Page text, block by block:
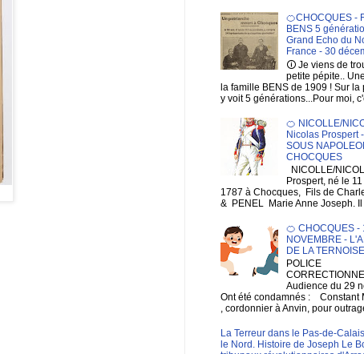
🍊CHOCQUES -
BENS 5
Grand Echo du
France - 30
🛈 Je viens de
petite pépite..
la famille BENS de 1909 ! Sur la
y voit 5 générations...Pour moi,
🍊 NICOLLE/
Nicolas Prospert
SOUS
CHOCQUES
NICOLLE/
Prospert, né le
1787 à Chocques, Fils de
& PENEL Marie Anne Joseph. Il
🍊 CHOCQUES -
NOVEMBRE -
DE LA TERNOISE
POLICE
Audience du 29
Ont été condamnés : Constant
, cordonnier à Anvin, pour
La Terreur dans le Pas-de-
le Nord. Histoire de Joseph Le